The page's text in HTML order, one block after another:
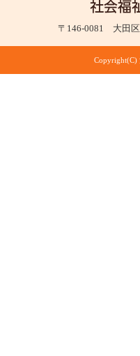
〒146-0081 大田
Copyright(C)